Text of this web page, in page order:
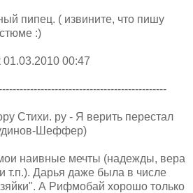
пипец. ( извините, что пишу
:)
00:47
Стихи. ру - Я верить перестал
Шеффер)
наивные мечты (надежды, вера
т.п.). Дарья даже была в числе
А Рифмобай хорошо только